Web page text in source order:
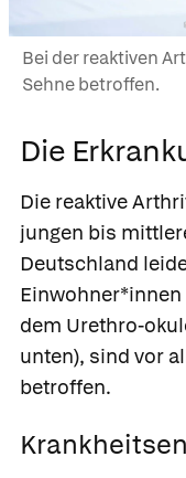
Bei der reaktiven
Sehne betroffen.
Die
Die reaktive
jungen bis
Deutschland
dem Urethro-
unten), sind vor
betroffen.